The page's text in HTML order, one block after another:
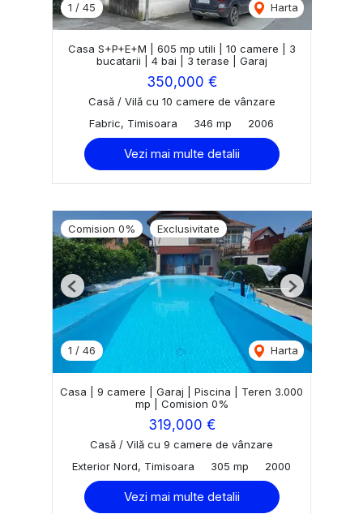
1 / 45 Harta
Casa S+P+E+M | 605 mp utili | 10 camere | 3
bucatarii | 4 bai | 3 terase | Garaj
350,000 €
Casă / Vilă cu 10 camere de vânzare
Fabric, Timisoara
346 mp 2006
Vezi mai multe detalii
Comision 0% Exclusivitate
1 / 46 Harta
Previous Next
Casa | 9 camere | Garaj | Piscina | Teren 3.000
mp | Comision 0%
319,000 €
Casă / Vilă cu 9 camere de vânzare
Exterior Nord, Timisoara
305 mp 2000
Vezi mai multe detalii